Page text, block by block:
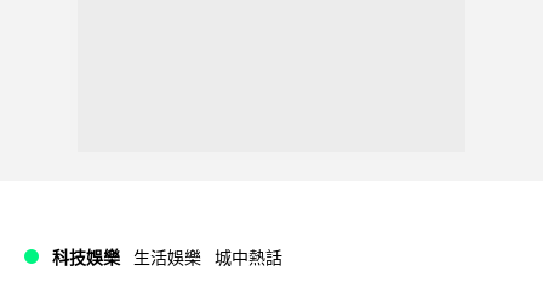
科技娛樂 生活娛樂 城中熱話